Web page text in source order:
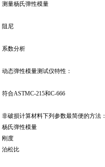
测量杨氏弹性模量
阻尼
系数分析
动态弹性模量测试仪特性：
符合ASTMC-215和C-666
非破损计算材料下列参数最简便的方法：
杨氏弹性模量
刚度
泊松比